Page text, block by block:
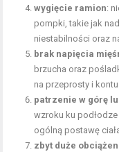
wygięcie ramion:
pompki, takie jak
niestabilności oraz
brak napięcia
brzucha oraz
na przeprosty i
patrzenie w górę
wzroku ku
ogólną postawę
zbyt duże